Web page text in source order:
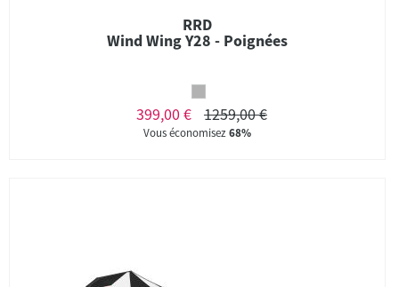
RRD
Wind Wing Y28 - Poignées
399,00 € 1259,00 €
Vous économisez68%